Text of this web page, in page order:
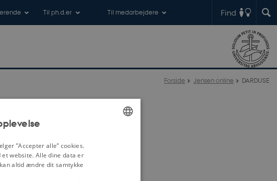
Find
Til ph.d.er Til medarbejdere
Forside Jensen online DARDUSE
”Accepter alle” cookies.
website. Alle dine data er
altid ændre dit samtykke